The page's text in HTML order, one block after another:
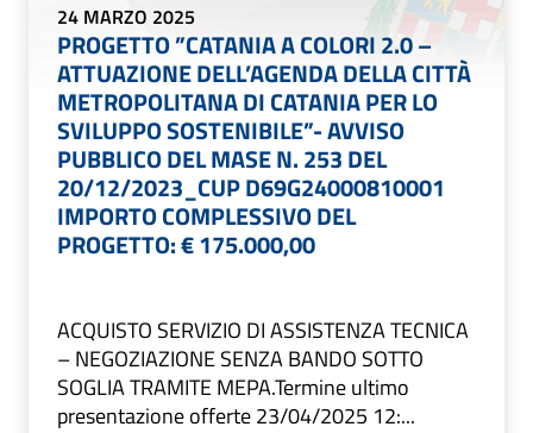
24 MARZO 2025
PROGETTO ”CATANIA A COLORI 2.0 –
ATTUAZIONE DELL’AGENDA DELLA CITTÀ
METROPOLITANA DI CATANIA PER LO
SVILUPPO SOSTENIBILE”- AVVISO
PUBBLICO DEL MASE N. 253 DEL
20/12/2023_CUP D69G24000810001
IMPORTO COMPLESSIVO DEL
PROGETTO: € 175.000,00
ACQUISTO SERVIZIO DI ASSISTENZA TECNICA
– NEGOZIAZIONE SENZA BANDO SOTTO
SOGLIA TRAMITE MEPA.Termine ultimo
presentazione offerte 23/04/2025 12:...